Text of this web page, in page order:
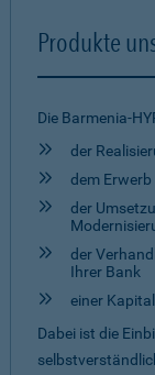
Produkte
Die Barmenia-
der
dem
der
der
Ihrer Bank
einer
Dabei ist die